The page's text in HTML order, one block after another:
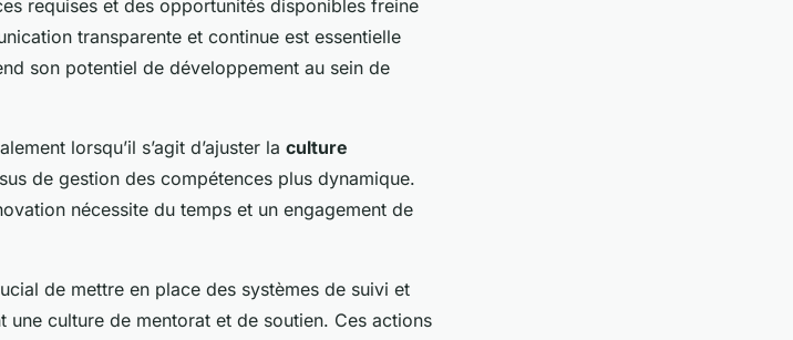
requises et des opportunités disponibles freine
transparente et continue est essentielle
son potentiel de développement au sein de
lorsqu’il s’agit d’ajuster la culture
de gestion des compétences plus dynamique.
nécessite du temps et un engagement de
de mettre en place des systèmes de suivi et
une culture de mentorat et de soutien. Ces actions